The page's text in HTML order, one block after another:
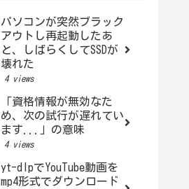
パソコンが突然ブラック
アウトし再起動したあ
と、しばらくしてSSDが
壊れた
4 views
「資格情報が無効なた
め、次の試行が遅れてい
ます...」の意味
4 views
yt-dlpでYouTube動画を
mp4形式でダウンロード